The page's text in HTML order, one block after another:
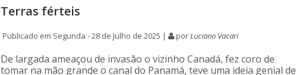
Terras férteis
Publicado em Segunda - 28 de Julho de 2025 | porLuciano Vacari
De largada ameaçou de invasão o vizinho Canadá, fez coro de
tomar na mão grande o canal do Panamá, teve uma ideia genial de